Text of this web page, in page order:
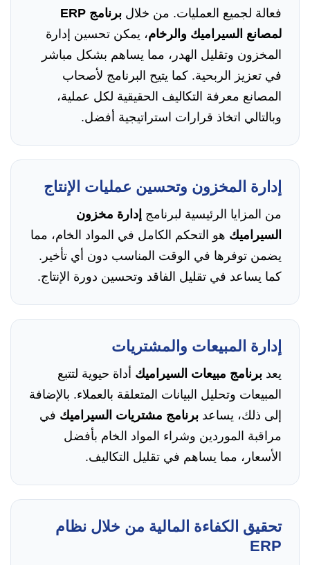
فعالة لجميع العمليات. من خلال
برنامج ERP
لمصانع السيراميك والرخام، يمكن تحسين إدارة
المخزون وتقليل الهدر، مما يساهم بشكل مباشر
في تعزيز الربحية. كما يتيح البرنامج لأصحاب
المصانع معرفة التكاليف الحقيقية لكل عملية،
وبالتالي اتخاذ قرارات استراتيجية أفضل.
إدارة المخزون وتحسين عمليات الإنتاج
من المزايا الرئيسية لبرنامج إدارة مخزون
السيراميك هو التحكم الكامل في المواد الخام، مما
يضمن توفرها في الوقت المناسب دون أي تأخير.
كما يساعد في تقليل الفاقد وتحسين دورة الإنتاج.
إدارة المبيعات والمشتريات
يعد برنامج مبيعات السيراميك أداة حيوية لتتبع
المبيعات وتحليل البيانات المتعلقة بالعملاء. بالإضافة
إلى ذلك، يساعد برنامج مشتريات السيراميك في
مراقبة الموردين وشراء المواد الخام بأفضل
الأسعار، مما يساهم في تقليل التكاليف.
تحقيق الكفاءة المالية من خلال نظام
ERP